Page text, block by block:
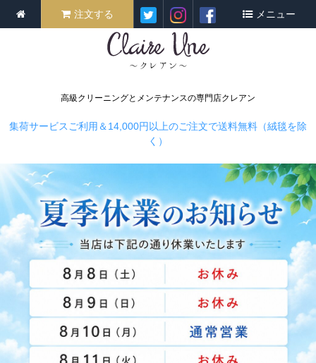
高級クリーニングとメンテナンスの専門店クレアン
注文する メニュー
集荷サービスご利用＆14,000円以上のご注文で送料無料（絨毯を除
く）